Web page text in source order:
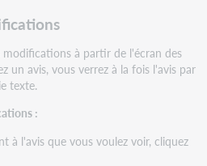
modifications à partir de l'écran des
un avis, vous verrez à la fois l'avis par
texte.
:
à l'avis que vous voulez voir, cliquez